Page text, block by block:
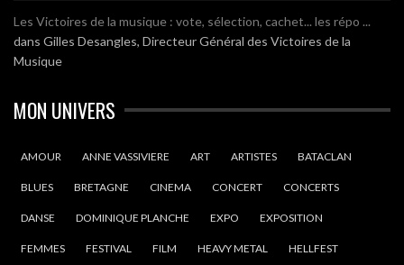
Les Victoires de la musique : vote, sélection, cachet... les répo ...
dans Gilles Desangles, Directeur Général des Victoires de la
Musique
MON UNIVERS
AMOUR ANNE VASSIVIERE ART ARTISTES BATACLAN
BLUES BRETAGNE CINEMA CONCERT CONCERTS
DANSE DOMINIQUE PLANCHE EXPO EXPOSITION
FEMMES FESTIVAL FILM HEAVY METAL HELLFEST